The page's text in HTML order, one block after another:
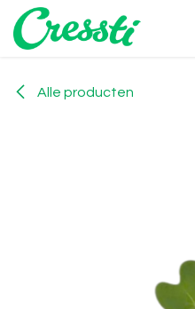
Overslaan naar inhoud
Alle producten